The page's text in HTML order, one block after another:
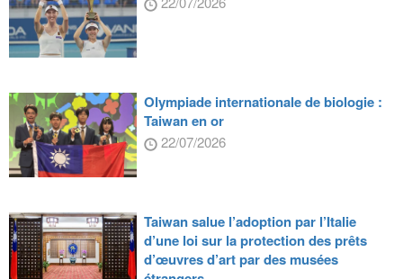
Olympiade internationale de biologie :
Taiwan en or
22/07/2026
Taiwan salue l’adoption par l’Italie
d’une loi sur la protection des prêts
d’œuvres d’art par des musées